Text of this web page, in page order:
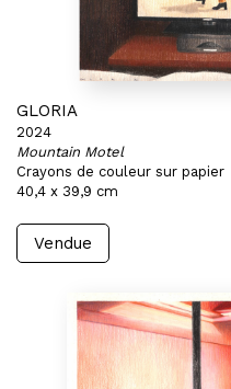
GLORIA
2024
Mountain Motel
Crayons de couleur sur papier
40,4 x 39,9 cm
Vendue